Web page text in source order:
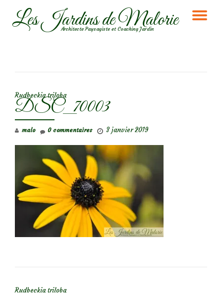
AllerLes Jardins de Malorie
Architecte Paysagiste et Coaching Jardin
Rudbeckia triloba
DSC_70003
malo 3 janvier 2019
0 commentaires
Rudbeckia triloba